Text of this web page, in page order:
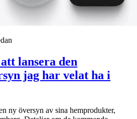
lansera den
jag har velat ha i
ny översyn av sina hemprodukter,